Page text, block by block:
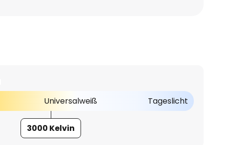
Universalweiß Tageslicht
3000 Kelvin